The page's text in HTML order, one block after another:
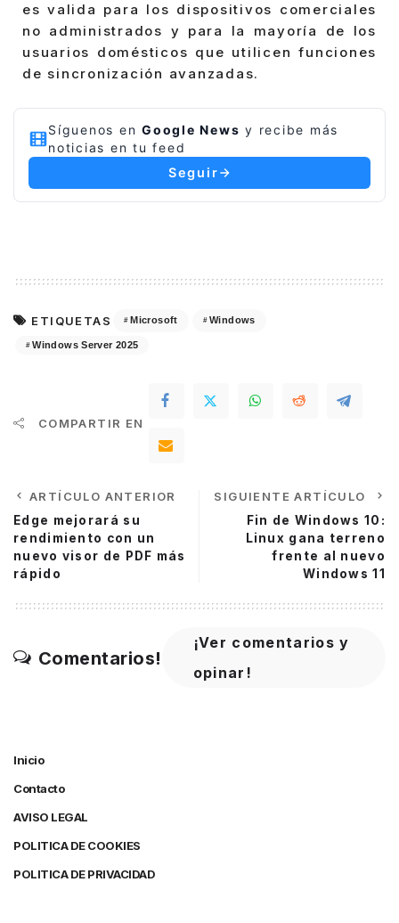
es valida para los dispositivos comerciales
no administrados y para la mayoría de los
usuarios domésticos que utilicen funciones
de sincronización avanzadas.
Síguenos en Google News y recibe más
noticias en tu feed
Seguir
ETIQUETAS Microsoft Windows
Windows Server 2025
COMPARTIR EN
ARTÍCULO ANTERIOR
Edge mejorará su
rendimiento con un
nuevo visor de PDF más
rápido
SIGUIENTE ARTÍCULO
Fin de Windows 10:
Linux gana terreno
frente al nuevo
Windows 11
Comentarios!
¡Ver comentarios y
opinar!
Inicio
Contacto
AVISO LEGAL
POLITICA DE COOKIES
POLITICA DE PRIVACIDAD